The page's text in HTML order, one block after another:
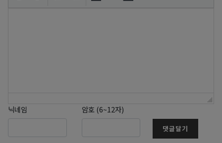
닉네임 암호 (6~12자)
댓글달기